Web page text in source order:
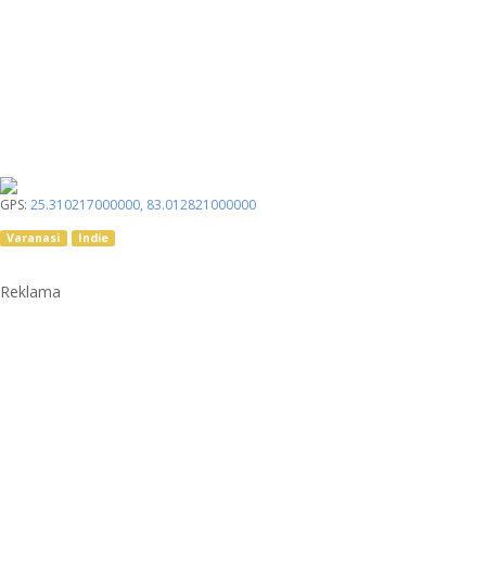
GPS: 25.310217000000, 83.012821000000
Varanasi Indie
Reklama